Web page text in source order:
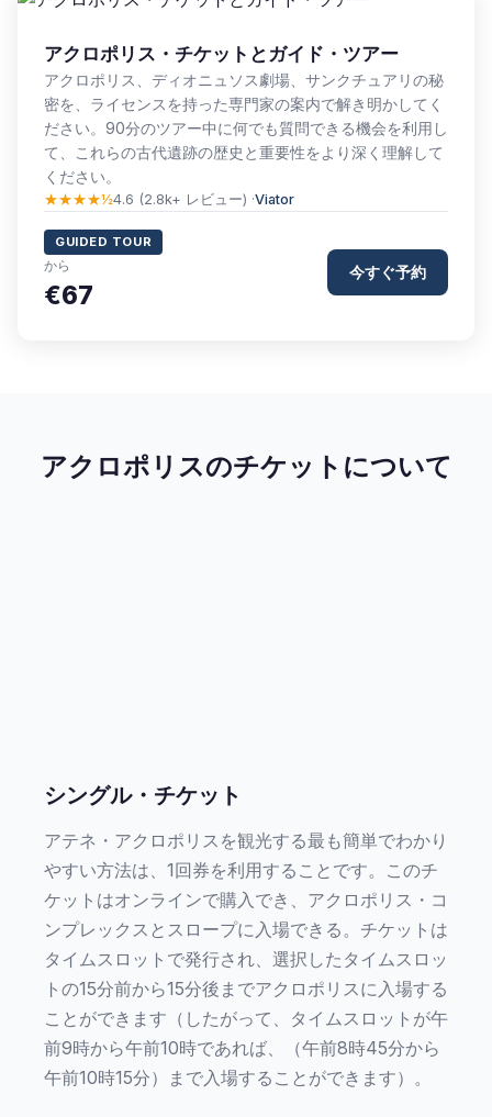
アクロポリス・チケットとガイド・ツアー
アクロポリス、ディオニュソス劇場、サンクチュアリの秘
密を、ライセンスを持った専門家の案内で解き明かしてく
ださい。90分のツアー中に何でも質問できる機会を利用し
て、これらの古代遺跡の歴史と重要性をより深く理解して
ください。
★★★★½4.6 (2.8k+ レビュー) ·Viator
GUIDED TOUR
から
€67
今すぐ予約
アクロポリスのチケットについて
シングル・チケット
アテネ・アクロポリスを観光する最も簡単でわかり
やすい方法は、1回券を利用することです。このチ
ケットはオンラインで購入でき、アクロポリス・コ
ンプレックスとスロープに入場できる。チケットは
タイムスロットで発行され、選択したタイムスロッ
トの15分前から15分後までアクロポリスに入場する
ことができます（したがって、タイムスロットが午
前9時から午前10時であれば、（午前8時45分から
午前10時15分）まで入場することができます）。